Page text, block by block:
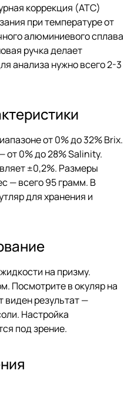
коррекция (ATC)
при температуре от
алюминиевого сплава
ручка делает
анализа нужно всего 2-3
от 0% до 32% Brix.
от 0% до 28% Salinity.
±0,2%. Размеры
— всего 95 грамм. В
для хранения и
на призму.
Посмотрите в окуляр на
виден результат —
Настройка
под зрение.